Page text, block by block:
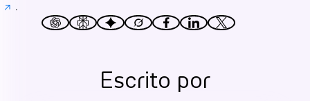
.
Escrito por